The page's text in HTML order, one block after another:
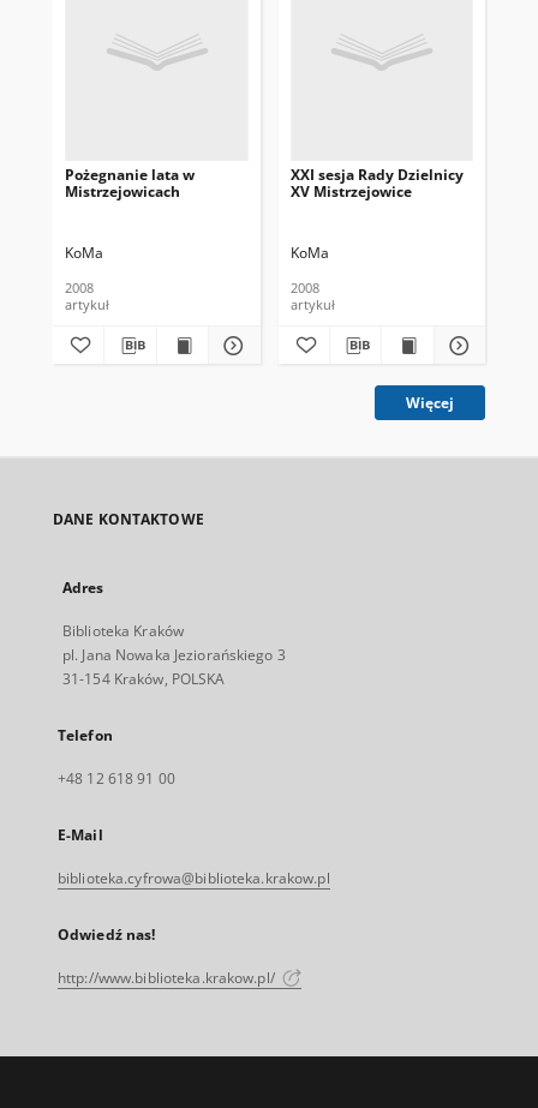
Pożegnanie lata w
Mistrzejowicach
KoMa
2008
artykuł
XXI sesja Rady Dzielnicy
XV Mistrzejowice
KoMa
2008
artykuł
Więcej
DANE KONTAKTOWE
Adres
Biblioteka Kraków
pl. Jana Nowaka Jeziorańskiego 3
31-154 Kraków, POLSKA
Telefon
+48 12 618 91 00
E-Mail
biblioteka.cyfrowa@biblioteka.krakow.pl
Odwiedź nas!
http://www.biblioteka.krakow.pl/